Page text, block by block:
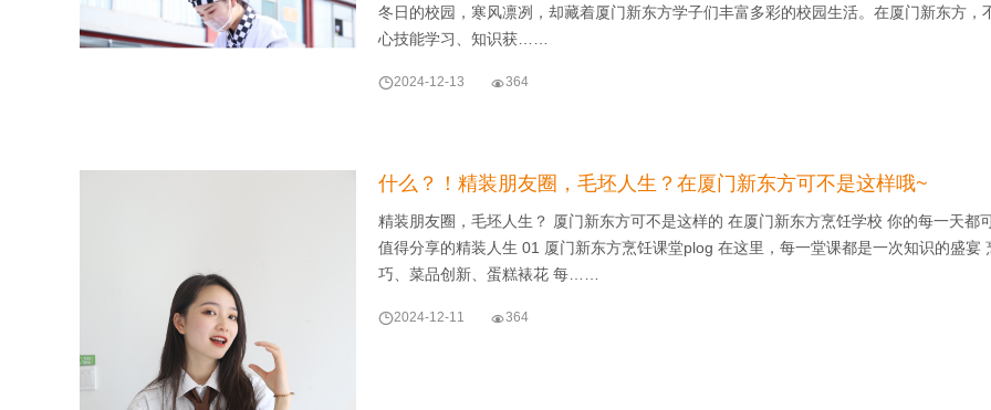
冬日的校园，寒风凛冽，却藏着厦门新东方学子们丰富多彩的校园生活。在厦门新东方，
心技能学习、知识获……
2024-12-13 364
什么？！精装朋友圈，毛坯人生？在厦门新东方可不是这样哦~
精装朋友圈，毛坯人生？ 厦门新东方可不是这样的 在厦门新东方烹饪学校 你的每一天都
值得分享的精装人生 01 厦门新东方烹饪课堂plog 在这里，每一堂课都是一次知识的盛宴
巧、菜品创新、蛋糕裱花 每……
2024-12-11 364